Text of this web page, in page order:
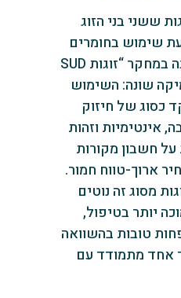
ששני בני הזוג
שימוש בחומרים
בו-זמנית (מה שמכונה במחקר “זוגות SUD
שונה: השימוש
כסוג של חיזוק
אינטימיות וזהות
חשבון מקורות
ארוך-טווח חמור.
מסוג זה נוטים
יותר בטיפול,
טובות בהשוואה
אחד מתמודד עם